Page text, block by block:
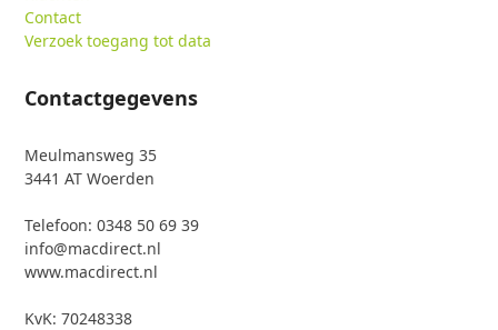
Contact
Verzoek toegang tot data
Contactgegevens
Meulmansweg 35
3441 AT Woerden
Telefoon: 0348 50 69 39
info@macdirect.nl
www.macdirect.nl
KvK: 70248338